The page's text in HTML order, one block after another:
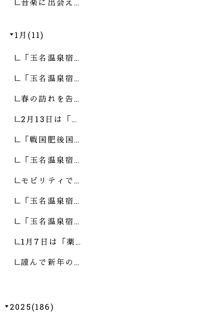
音楽に出会え…
1月(11)
「玉名温泉宿…
「玉名温泉宿…
春の訪れを告…
2月13日は「…
「戦国肥後国…
「玉名温泉宿…
モビリティで…
「玉名温泉宿…
「玉名温泉宿…
1月7日は「薬…
謹んで新年の…
2025(186)